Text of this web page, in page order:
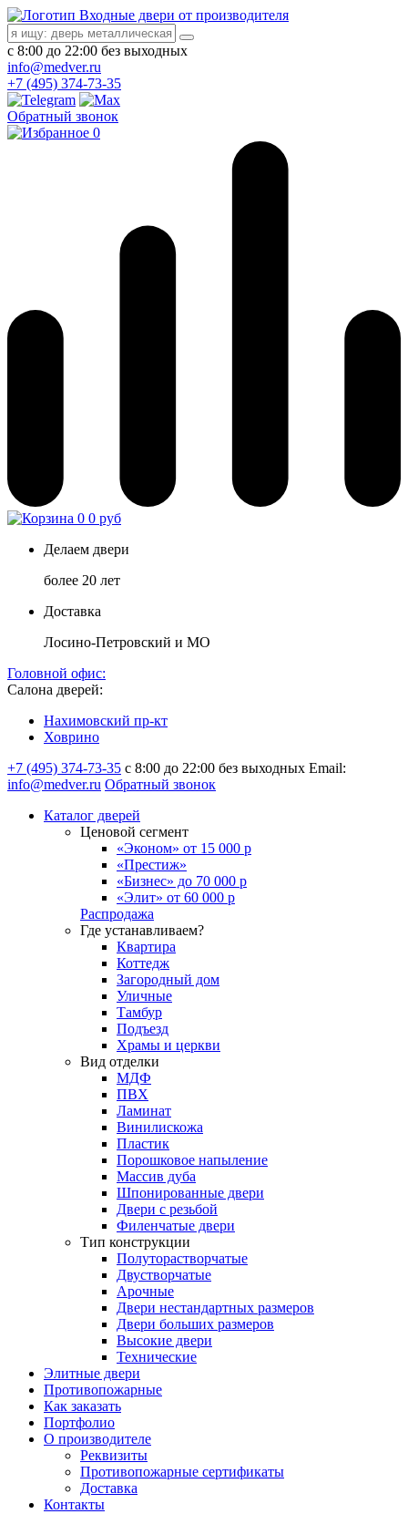
Входные двери от производителя
с 8:00 до 22:00 без выходных
info@medver.ru
+7 (495) 374-73-35
Обратный звонок
0
0 0 руб
Делаем двери
более 20 лет
Доставка
Лосино-Петровский и МО
Головной офис:
Салона дверей:
Нахимовский пр-кт
Ховрино
+7 (495) 374-73-35 с 8:00 до 22:00 без выходных Email:
info@medver.ru Обратный звонок
Каталог дверей
Ценовой сегмент
«Эконом» от 15 000 р
«Престиж»
«Бизнес» до 70 000 р
«Элит» от 60 000 р
Распродажа
Где устанавливаем?
Квартира
Коттедж
Загородный дом
Уличные
Тамбур
Подъезд
Храмы и церкви
Вид отделки
МДФ
ПВХ
Ламинат
Винилискожа
Пластик
Порошковое напыление
Массив дуба
Шпонированные двери
Двери с резьбой
Филенчатые двери
Тип конструкции
Полуторастворчатые
Двустворчатые
Арочные
Двери нестандартных размеров
Двери больших размеров
Высокие двери
Технические
Элитные двери
Противопожарные
Как заказать
Портфолио
О производителе
Реквизиты
Противопожарные сертификаты
Доставка
Контакты